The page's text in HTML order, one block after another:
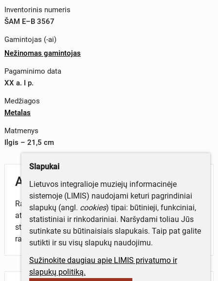
Inventorinis numeris
ŠAM E–B 3567
Gamintojas (-ai)
Nežinomas gamintojas
Pagaminimo data
XX a. I p.
Medžiagos
Metalas
Matmenys
Ilgis – 21,5 cm
Aprašymas
Raktas geležinis, kalvio darbo, naudojamas užraktui
atrakinti ar užrakinti. Viename gale du liežuvėliai
stačiakampio formos, o kitame - ovalo formos
rankenėlė.
Slapukai
Lietuvos integralioje muziejų informacinėje
sistemoje (LIMIS) naudojami keturi pagrindiniai
slapukų (angl. cookies) tipai: būtinieji, funkciniai,
statistiniai ir rinkodariniai. Naršydami toliau Jūs
sutinkate su būtinaisiais slapukais. Taip pat galite
sutikti ir su visų slapukų naudojimu.
Sužinokite daugiau apie LIMIS privatumo ir
slapukų politiką.